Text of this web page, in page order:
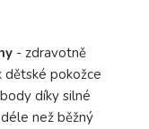
- zdravotně
dětské pokožce
díky silné
než běžný